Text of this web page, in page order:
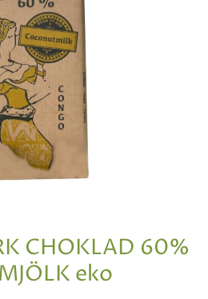
CHOKLAD 60%
eko